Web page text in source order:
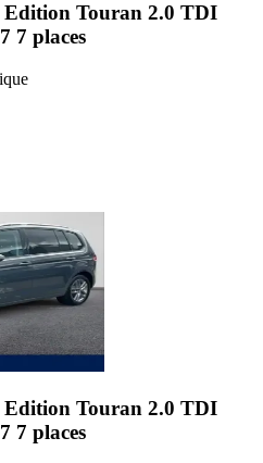
Edition Touran 2.0 TDI
7 places
Edition Touran 2.0 TDI
7 places